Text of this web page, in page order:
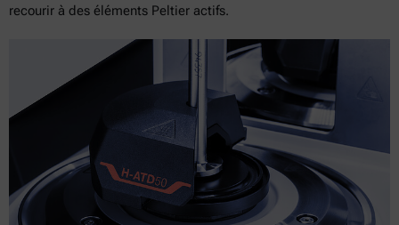
recourir à des éléments Peltier actifs.